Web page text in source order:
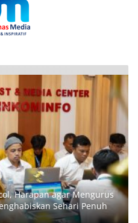
Harapan agar Mengurus
Sehari Penuh